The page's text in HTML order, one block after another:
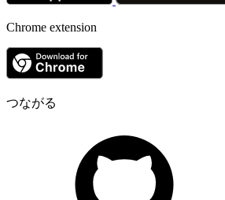
Chrome extension
つながる